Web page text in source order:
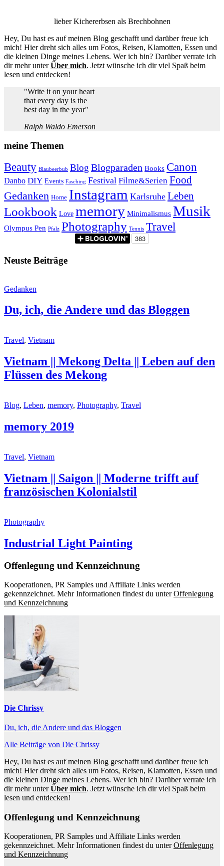
lieber Kichererbsen als Brechbohnen
Hey, Du hast es auf meinen Blog geschafft und darüber freue ich
mich! Hier dreht sich alles um Fotos, Reisen, Klamotten, Essen und
die kleinen Dinge meines Lebens. Wer ich bin? Darüber verrate ich
dir mehr unterÜber mich. Jetzt wünsche ich dir viel Spaß beim
lesen und entdecken!
"Write it on your heart
that every day is the
best day in the year"
Ralph Waldo Emerson
meine Themen
Beauty Blaubeerbub Blog Blogparaden Books Canon
Danbo DIY Events Fasching Festival Filme&Serien Food
Gedanken Home Instagram Karlsruhe Leben
Lookbook Love memory Minimalismus Musik
Olympus Pen Pfalz Photography Tennis Travel
Neuste Beiträge
Gedanken
Du, ich, die Andere und das Bloggen
Travel, Vietnam
Vietnam || Mekong Delta || Leben auf den
Flüssen des Mekong
Blog, Leben, memory, Photography, Travel
memory 2019
Travel, Vietnam
Vietnam || Saigon || Moderne trifft auf
französischen Kolonialstil
Photography
Industrial Light Painting
Offenlegung und Kennzeichnung
Kooperationen, PR Samples und Affiliate Links werden
gekennzeichnet. Mehr Informationen findest du unterOffenlegung
und Kennzeichnung
Die Chrissy
Du, ich, die Andere und das Bloggen
Alle Beiträge von Die Chrissy
Hey, Du hast es auf meinen Blog geschafft und darüber freue ich
mich! Hier dreht sich alles um Fotos, Reisen, Klamotten, Essen und
die kleinen Dinge meines Lebens. Wer ich bin? Darüber verrate ich
dir mehr unterÜber mich. Jetzt wünsche ich dir viel Spaß beim
lesen und entdecken!
Offenlegung und Kennzeichnung
Kooperationen, PR Samples und Affiliate Links werden
gekennzeichnet. Mehr Informationen findest du unterOffenlegung
und Kennzeichnung